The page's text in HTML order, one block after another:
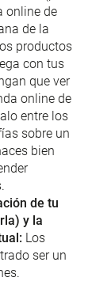
online de
de la
productos
con tus
que ver
online de
entre los
sobre un
bien
de tu
y la
Los
ser un